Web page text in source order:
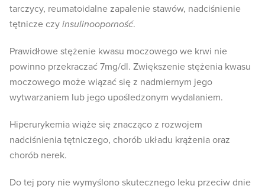
tarczycy, reumatoidalne zapalenie stawów, nadciśnienie
tętnicze czy insulinooporność.
Prawidłowe stężenie kwasu moczowego we krwi nie
powinno przekraczać 7mg/dl. Zwiększenie stężenia kwasu
moczowego może wiązać się z nadmiernym jego
wytwarzaniem lub jego upośledzonym wydalaniem.
Hiperurykemia wiąże się znacząco z rozwojem
nadciśnienia tętniczego, chorób układu krążenia oraz
chorób nerek.
Do tej pory nie wymyślono skutecznego leku przeciw dnie